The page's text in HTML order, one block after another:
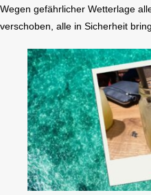
Wegen gefährlicher Wetterlage
verschoben, alle in Sicherheit